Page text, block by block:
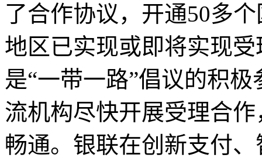
了合作协议，开通50多
地区已实现或即将实现
是“一带一路”倡议的积
流机构尽快开展受理合
畅通。银联在创新支付